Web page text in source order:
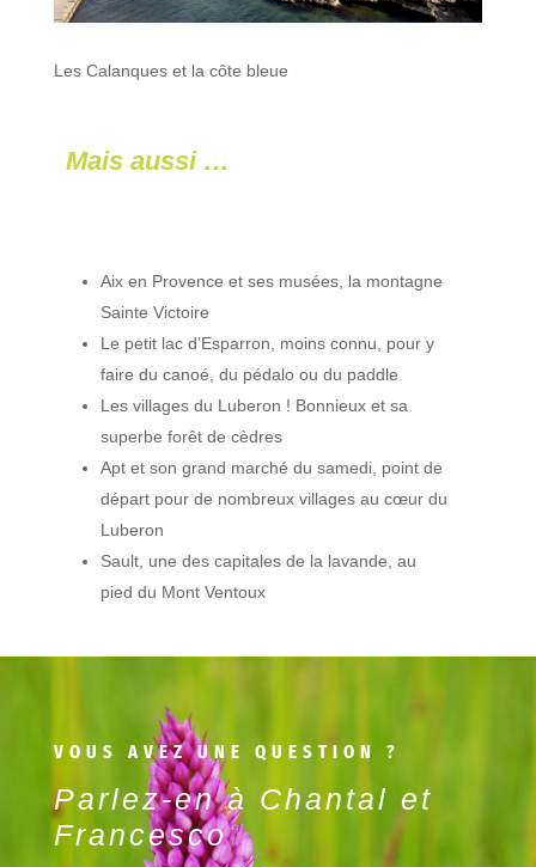
Les Calanques et la côte bleue
Mais aussi …
Aix en Provence et ses musées, la montagne
Sainte Victoire
Le petit lac d’Esparron, moins connu, pour y
faire du canoé, du pédalo ou du paddle
Les villages du Luberon ! Bonnieux et sa
superbe forêt de cèdres
Apt et son grand marché du samedi, point de
départ pour de nombreux villages au cœur du
Luberon
Sault, une des capitales de la lavande, au
pied du Mont Ventoux
VOUS AVEZ UNE QUESTION ?
Parlez-en à Chantal et
Francesco